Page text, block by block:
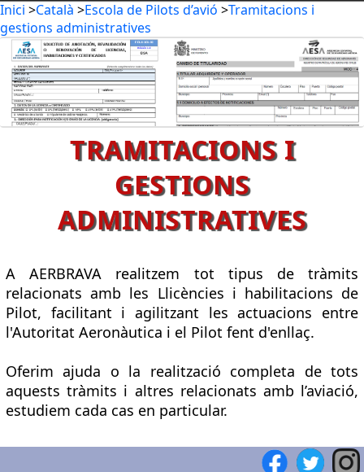
Inici >Català >Escola de Pilots d’avió >Tramitacions i
gestions administratives
TRAMITACIONS I
GESTIONS
ADMINISTRATIVES
A AERBRAVA realitzem tot tipus de tràmits
relacionats amb les Llicències i habilitacions de
Pilot, facilitant i agilitzant les actuacions entre
l'Autoritat Aeronàutica i el Pilot fent d'enllaç.
Oferim ajuda o la realització completa de tots
aquests tràmits i altres relacionats amb l’aviació,
estudiem cada cas en particular.